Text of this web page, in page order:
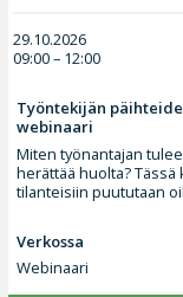
29.10.2026
09:00 – 12:00
Työntekijän
webinaari
Miten työnantajan
herättää huolta?
tilanteisiin puututaan
Verkossa
Webinaari